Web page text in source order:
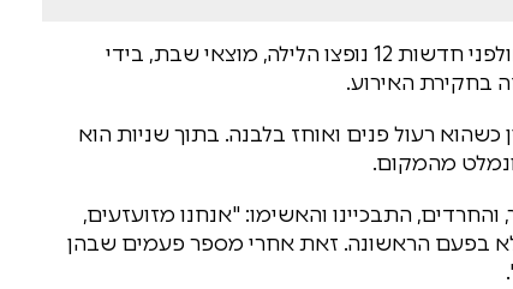
דלתות הזכוכית בכניסה לבניין בתל אביב שבו נמצאים אולפני חדשות 12 נופצו הלילה, מוצאי שבת, בידי
בחקירת האירוע.
רעול פנים ואוחז בלבנה. בתוך שניות הוא
מהמקום.
התבכיינו והאשימו: "אנחנו מזועזעים,
בפעם הראשונה. זאת אחרי מספר פעמים שבהן